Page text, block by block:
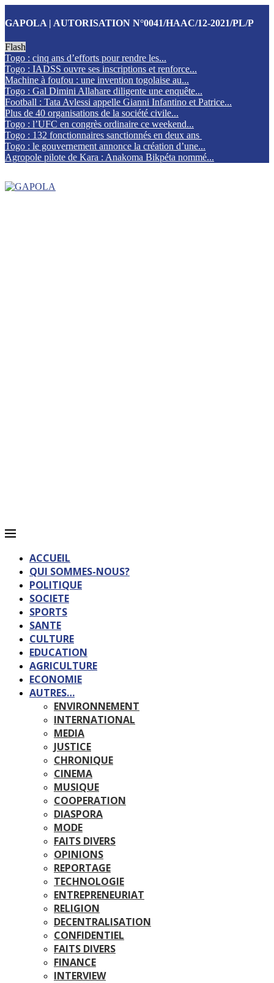
GAPOLA | AUTORISATION N°0041/HAAC/12-2021/PL/P
Flash
Togo : cinq ans d’efforts pour rendre les...
Togo : IADSS ouvre ses inscriptions et renforce...
Machine à foufou : une invention togolaise au...
Togo : Gal Dimini Allahare diligente une enquête...
Football : Tata Avlessi appelle Gianni Infantino et Patrice...
Plus de 40 organisations de la société civile...
Togo : l’UFC en congrès ordinaire ce weekend...
Togo : 132 fonctionnaires sanctionnés en deux ans
Togo : le gouvernement annonce la création d’une...
Agropole pilote de Kara : Anakoma Bikpéta nommé...
ACCUEIL
QUI SOMMES-NOUS?
POLITIQUE
SOCIETE
SPORTS
SANTE
CULTURE
EDUCATION
AGRICULTURE
ECONOMIE
AUTRES…
ENVIRONNEMENT
INTERNATIONAL
MEDIA
JUSTICE
CHRONIQUE
CINEMA
MUSIQUE
COOPERATION
DIASPORA
MODE
FAITS DIVERS
OPINIONS
REPORTAGE
TECHNOLOGIE
ENTREPRENEURIAT
RELIGION
DECENTRALISATION
CONFIDENTIEL
FAITS DIVERS
FINANCE
INTERVIEW